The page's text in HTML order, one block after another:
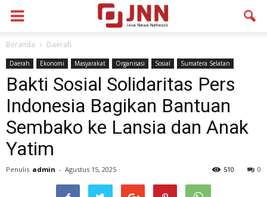
Beranda Daerah
Daerah Ekonomi Masyarakat Organisasi Sosial Sumatera Selatan
Bakti Sosial Solidaritas Pers
Indonesia Bagikan Bantuan
Sembako ke Lansia dan Anak
Yatim
Penulis admin - Agustus 15, 2025 0
510